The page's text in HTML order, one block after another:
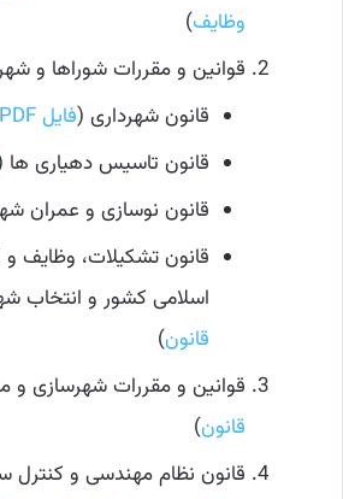
وظایف)
قوانین و مقررات شوراها و
قانون شهرداری (فایل PDF قانون
قانون تاسیس دهیاری ها
قانون نوسازی و عمران
قانون تشکیلات، وظایف
اسلامی کشور و انتخاب
قانون)
قوانین و مقررات شهرسازی و
قانون)
قانون نظام مهندسی و کنترل